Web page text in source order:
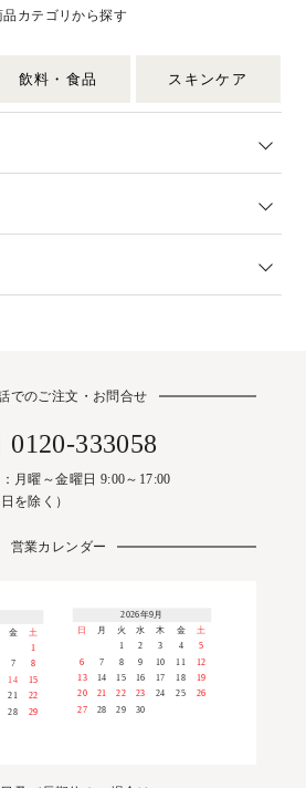
品カテゴリから探す
飲料・食品 スキンケア
でのご注文・お問合せ
0120-333058
月曜～金曜日 9:00～17:00
を除く）
営業カレンダー
金
土
1
7
8
14
15
21 22
28
29
2026年9月
日
月 火 水 木 金
土
1
2 3 4 5
6 7 8 9 10 11
12
13
14 15 16 17 18 19
20 21 22 23 24 25
26
27
28 29 30